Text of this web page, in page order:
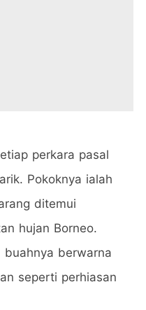
perkara pasal
Pokoknya ialah
ditemui
hujan Borneo.
buahnya berwarna
seperti perhiasan